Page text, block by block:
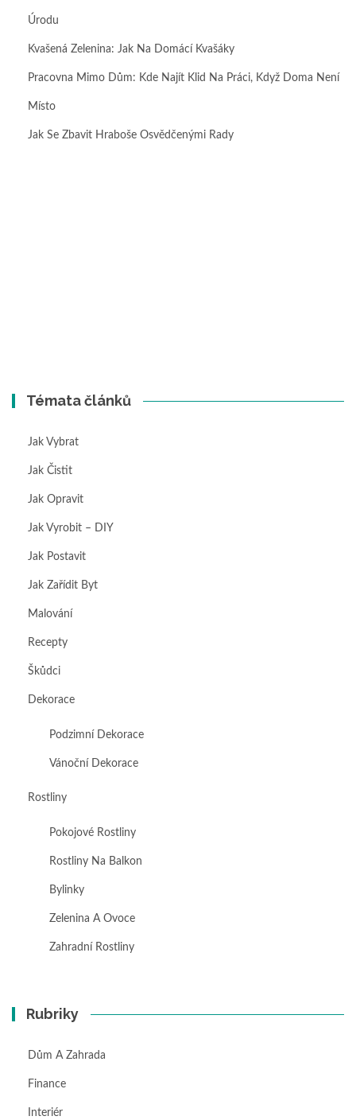
Úrodu
Kvašená Zelenina: Jak Na Domácí Kvašáky
Pracovna Mimo Dům: Kde Najít Klid Na Práci, Když Doma Není
Místo
Jak Se Zbavit Hraboše Osvědčenými Rady
Témata článků
Jak Vybrat
Jak Čistit
Jak Opravit
Jak Vyrobit – DIY
Jak Postavit
Jak Zařídit Byt
Malování
Recepty
Škůdci
Dekorace
Podzimní Dekorace
Vánoční Dekorace
Rostliny
Pokojové Rostliny
Rostliny Na Balkon
Bylinky
Zelenina A Ovoce
Zahradní Rostliny
Rubriky
Dům A Zahrada
Finance
Interiér